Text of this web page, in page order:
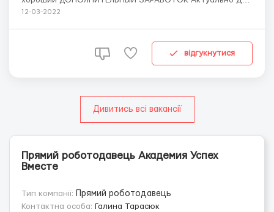
ЛЮБОГО ВОЗРАСТА. Можно зарабатывать, находясь В
практиков - долларовых миллионеров и серти...
12-03-2022
відгукнутися
Дивитись всі вакансії
Прямий роботодавець Академия Успех
Вместе
Тип компанії:
Прямий роботодавець
Контактна особа: Галина Тарасюк